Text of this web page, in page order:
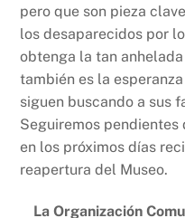
pero que son pieza
los desaparecidos por
obtenga la tan
también es la
siguen buscando a sus
Seguiremos
en los próximos días
reapertura del Museo.
La Organización